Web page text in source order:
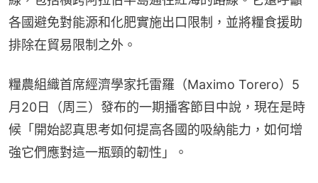
各國避免對能源和化肥實施出口限制，並將糧食援助
排除在貿易限制之外。
糧農組織首席經濟學家托雷羅（Maximo Torero）5
月20日（周三）發布的一期播客節目中說，現在是時
候「開始認真思考如何提高各國的吸納能力，如何增
強它們應對這一瓶頸的韌性」。